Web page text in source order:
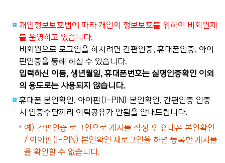
개인정보보호법에 따라 개인의 정보보호를 위하여 비회원제
를 운영하고 있습니다.
비회원으로 로그인을 하시려면 간편인증, 휴대폰인증, 아이
핀인증을 통해 하실 수 있습니다.
입력하신 이름, 생년월일, 휴대폰번호는 실명인증확인 이외
의 용도로는 사용되지 않습니다.
휴대폰 본인확인, 아이핀(I-PIN) 본인확인, 간편인증 인증
시 인증수단끼리 이력공유가 안됨을 안내드립니다.
예) 간편인증 로그인으로 게시물 작성 후 휴대폰 본인확인
/ 아이핀(I-PIN) 본인확인 재로그인을 하면 등록한 게시물
을 확인할 수 없습니다.